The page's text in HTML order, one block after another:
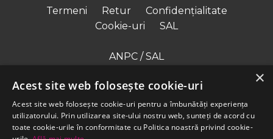
Termeni Retur
Confidențialitate
Cookie-uri
SAL
ANPC / SAL
Contact
WhatsApp
×
Acest site web folosește cookie-uri
Acest site web folosește cookie-uri pentru a îmbunătăți experiența
utilizatorului. Prin utilizarea site-ului nostru web, sunteți de acord cu
toate cookie-urile în conformitate cu Politica noastră privind cookie-